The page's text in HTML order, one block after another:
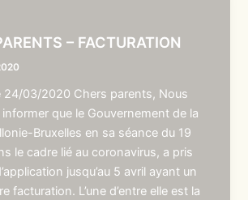
– FACTURATION
24/03/2020 Chers parents, Nous
que le Gouvernement de la
Bruxelles en sa séance du 19
le cadre lié au coronavirus, a pris
jusqu’au 5 avril ayant un
facturation. L’une d’entre elle est la